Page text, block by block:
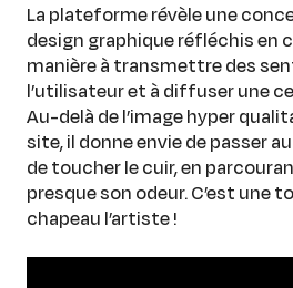
La plateforme révèle une
design graphique réfléchis en
manière à transmettre des
l’utilisateur et à diffuser une
Au-delà de l’image hyper
site, il donne envie de passer
de toucher le cuir, en
presque son odeur. C’est une
chapeau l’artiste !